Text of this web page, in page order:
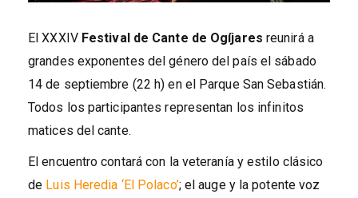
El XXXIV Festival de Cante de Ogíjares reunirá a
grandes exponentes del género del país el sábado
14 de septiembre (22 h) en el Parque San Sebastián.
Todos los participantes representan los infinitos
matices del cante.
El encuentro contará con la veteranía y estilo clásico
de Luis Heredia ‘El Polaco’; el auge y la potente voz